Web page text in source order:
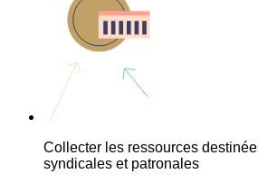
Collecter les ressources
syndicales et patronales